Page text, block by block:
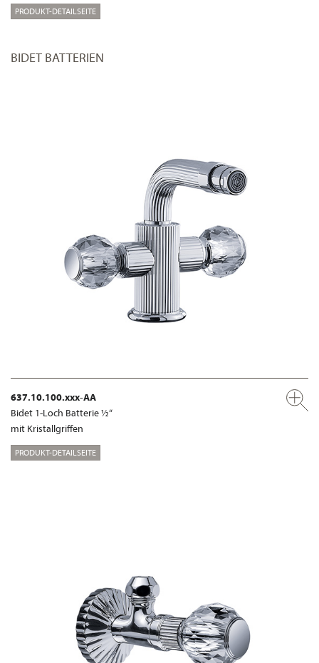
PRODUKT-DETAILSEITE
BIDET BATTERIEN
637.10.100.xxx-AA
Bidet 1-Loch Batterie ½“
mit Kristallgriffen
PRODUKT-DETAILSEITE